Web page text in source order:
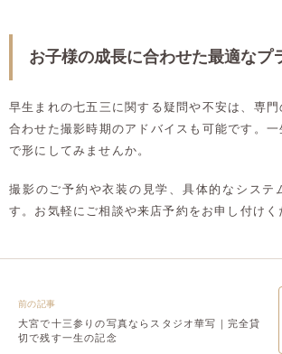
お子様の成長に合わせた最適なプ
早生まれの七五三に関する疑問や不安は、専
合わせた撮影時期のアドバイスも可能です。
で形にしてみませんか。
撮影のご予約や衣装の見学、具体的なシス
す。お気軽にご相談や来店予約をお申し付けく
前の記事
大宮で十三参りの写真ならスタジオ華写｜完全貸
切で残す一生の記念